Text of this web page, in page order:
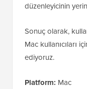
düzenleyicinin
Sonuç olarak,
Mac kullanıcıları
ediyoruz.
Platform: Mac